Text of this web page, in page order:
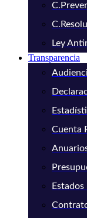
Ley
Transparencia
Cuenta